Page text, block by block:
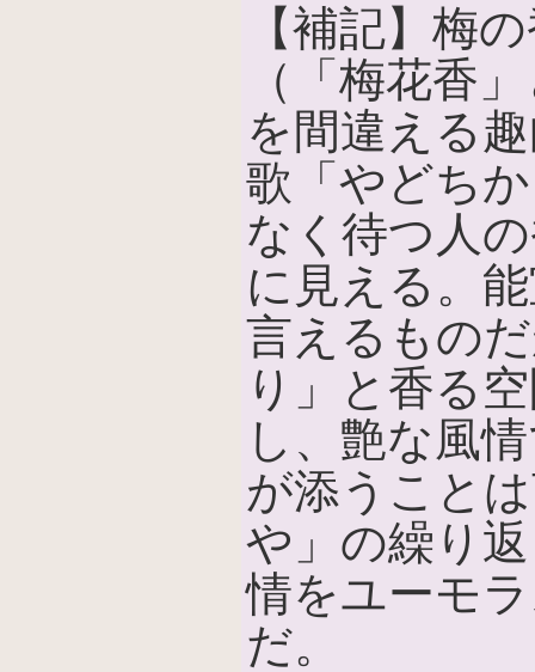
【補記】梅
（「梅花香
を間違える
歌「やどち
なく待つ人
に見える。
言えるもの
り」と香る
し、艶な風
が添うこと
や」の繰り
情をユーモ
だ。